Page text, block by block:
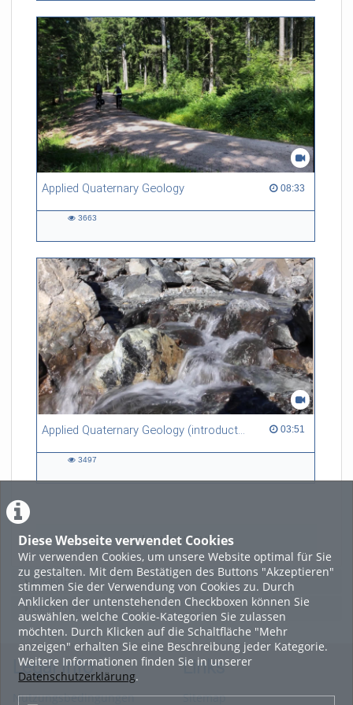
Diese Webseite verwendet Cookies
Wir verwenden Cookies, um unsere Website optimal für Sie
zu gestalten. Mit dem Bestätigen des Buttons "Akzeptieren"
stimmen Sie der Verwendung von Cookies zu. Durch
Anklicken der untenstehenden Checkboxen können Sie
auswählen, welche Cookie-Kategorien Sie zulassen
möchten. Durch Klicken auf die Schaltfläche "Mehr
anzeigen" erhalten Sie eine Beschreibung jeder Kategorie.
Weitere Informationen finden Sie in unserer
Datenschutzerklärung.
Applied Quaternary Geology 08:33
08:33 duration
3663
Applied Quaternary Geology (introduction) 03:51
03:51 duration
3497
LADE MEHR
Featured
Beliebtheit
Legal Info
Nutzungsbedingungen
Links
Sitemap